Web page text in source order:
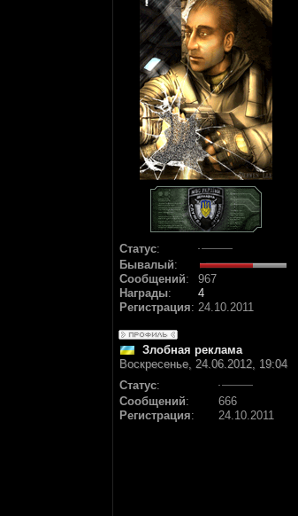
Статус:
Бывалый:
Сообщений:
967
Награды:
4
Регистрация: 24.10.2011
Злобная реклама
Воскресенье, 24.06.2012, 19:04
Статус:
Сообщений:
666
Регистрация: 24.10.2011